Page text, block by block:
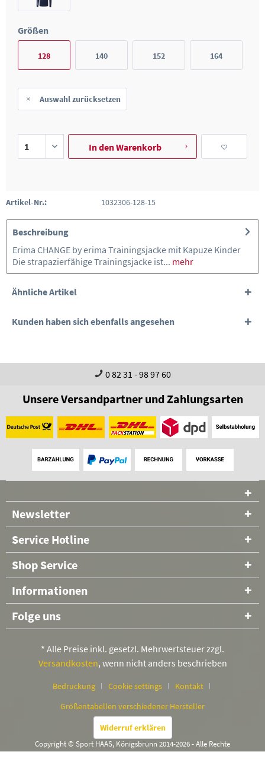
Größen
128 140 152 164
Auswahl zurücksetzen
In denWarenkorb
Artikel-Nr.: 1032306-128-15
Beschreibung
Erima CHANGE by erima Trainingsjacke mit Kapuze Kinder
Die strapazierfähige Trainingsjacke ist... mehr
Ähnliche Artikel
Kunden haben sich ebenfalls angesehen
0 82 31 - 98 97 60
Unsere Versandpartner und Zahlungsarten
Newsletter
Service Hotline
Shop Service
Informationen
Folge uns
* Alle Preise inkl. gesetzl. Mehrwertsteuer zzgl.
Versandkosten, wenn nicht anders beschrieben
Bedruckung Cookie settings
Kontakt
Größentabellen verschiedener Hersteller
Widerruf erklären
Copyright © Sport HAAS, Königsbrunn 2014-2026 - Alle Rechte
vorbehalten